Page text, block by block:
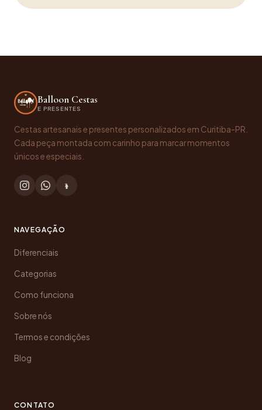
Balloon Cestas
E PRESENTES
Cestas artesanais e presentes personalizados em Curitiba-PR.
Cada peça montada com carinho para marcar momentos
únicos e especiais.
NAVEGAÇÃO
Diferenciais
Categorias
Como funciona
Sobre nós
Termos e condições
Blog
CONTATO